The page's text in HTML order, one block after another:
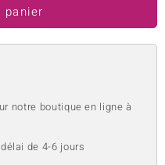
notre boutique en ligne à
de 4-6 jours